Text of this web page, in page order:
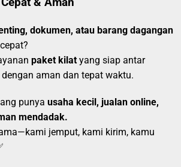
dokumen, atau barang dagangan
paket kilat yang siap antar
aman dan tepat waktu.
punya usaha kecil, jualan online,
mendadak.
jemput, kami kirim, kamu